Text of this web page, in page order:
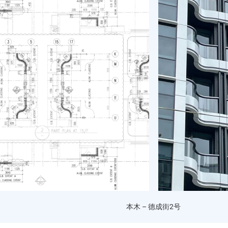
本木 – 德成街2号